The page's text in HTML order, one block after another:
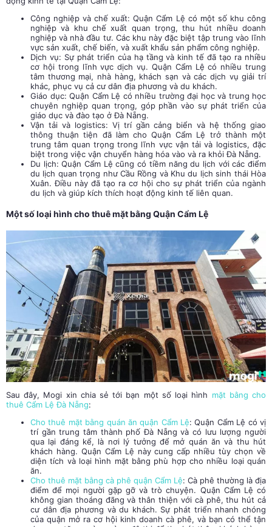
Công nghiệp và chế xuất: Quận Cẩm Lệ có một số khu công
nghiệp và khu chế xuất quan trọng, thu hút nhiều doanh
nghiệp và nhà đầu tư. Các khu này đặc biệt tập trung vào lĩnh
vực sản xuất, chế biến, và xuất khẩu sản phẩm công nghiệp.
Dịch vụ: Sự phát triển của hạ tầng và kinh tế đã tạo ra nhiều
cơ hội trong lĩnh vực dịch vụ. Quận Cẩm Lệ có nhiều trung
tâm thương mại, nhà hàng, khách sạn và các dịch vụ giải trí
khác, phục vụ cả cư dân địa phương và du khách.
Giáo dục: Quận Cẩm Lệ có nhiều trường đại học và trung học
chuyên nghiệp quan trọng, góp phần vào sự phát triển của
giáo dục và đào tạo ở Đà Nẵng.
Vận tải và logistics: Vị trí gần cảng biển và hệ thống giao
thông thuận tiện đã làm cho Quận Cẩm Lệ trở thành một
trung tâm quan trọng trong lĩnh vực vận tải và logistics, đặc
biệt trong việc vận chuyển hàng hóa vào và ra khỏi Đà Nẵng.
Du lịch: Quận Cẩm Lệ cũng có tiềm năng du lịch với các điểm
du lịch quan trọng như Cầu Rồng và Khu du lịch sinh thái Hòa
Xuân. Điều này đã tạo ra cơ hội cho sự phát triển của ngành
du lịch và giúp kích thích hoạt động kinh tế liên quan.
Một số loại hình cho thuê mặt bằng Quận Cẩm Lệ
Sau đây, Mogi xin chia sẻ tới bạn một số loại hình mặt bằng cho
thuê Cẩm Lệ Đà Nẵng:
Cho thuê mặt bằng quán ăn quận Cẩm Lệ: Quận Cẩm Lệ có vị
trí gần trung tâm thành phố Đà Nẵng và có lưu lượng người
qua lại đáng kể, là nơi lý tưởng để mở quán ăn và thu hút
khách hàng. Quận Cẩm Lệ này cung cấp nhiều tùy chọn về
diện tích và loại hình mặt bằng phù hợp cho nhiều loại quán
ăn.
Cho thuê mặt bằng cà phê quận Cẩm Lệ: Cà phê thường là địa
điểm để mọi người gặp gỡ và trò chuyện. Quận Cẩm Lệ có
không gian thoáng đãng và thân thiện với cà phê, thu hút cả
cư dân địa phương và du khách. Sự phát triển nhanh chóng
của quận mở ra cơ hội kinh doanh cà phê, và bạn có thể tận